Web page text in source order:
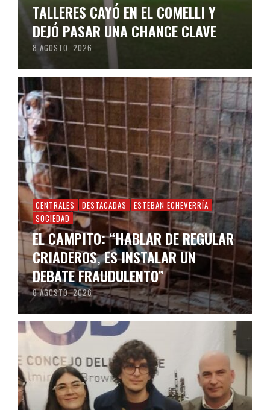
TALLERES CAYÓ EN EL COMELLI Y
DEJÓ PASAR UNA CHANCE CLAVE
8 AGOSTO, 2026
CENTRALES DESTACADAS
ESTEBAN ECHEVERRÍA
SOCIEDAD
EL CAMPITO: “HABLAR DE REGULAR
CRIADEROS, ES INSTALAR UN
DEBATE FRAUDULENTO”
8 AGOSTO, 2026